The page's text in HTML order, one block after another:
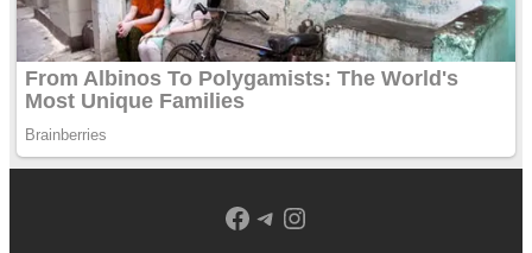
Facebook
Telegram
Instagram